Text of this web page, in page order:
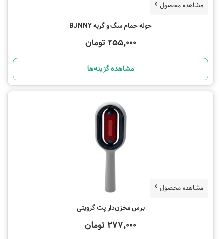
مشاهده محصول
حوله حمام سگ و گربه BUNNY
255,000 تومان
مشاهده گزینه‌ها
مشاهده محصول
برس مخزن‌دار پت گرویتی
377,000 تومان